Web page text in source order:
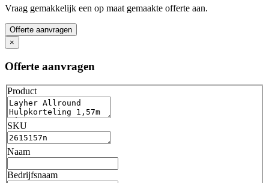
Vraag gemakkelijk een op maat gemaakte offerte aan.
Offerte aanvragen
×
Offerte aanvragen
Product
SKU
Naam
Bedrijfsnaam